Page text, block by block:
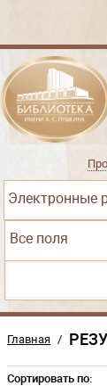
Электронные
Все поля
Главная /
Сортировать по: